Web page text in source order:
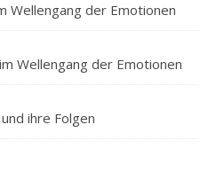
Wellengang der Emotionen
Wellengang der Emotionen
ihre Folgen